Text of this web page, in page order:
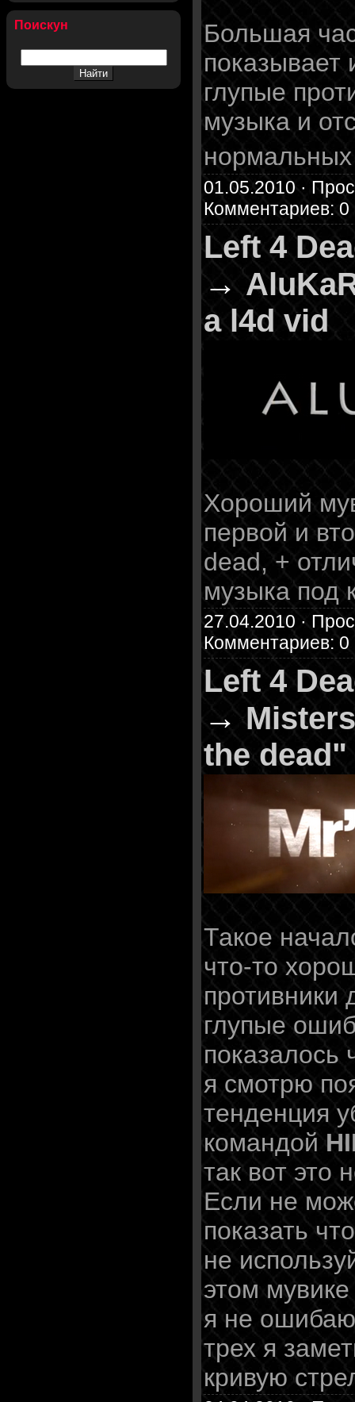
Поискун
Большая
показывает
глупые
музыка и
01.05.2010 ·
Комментариев: 0
Left 4
→
a l4d vid
Хороший
первой и
dead, +
музыка под
27.04.2010 ·
Комментариев: 0
Left 4
→
the dead"
Такое
что-то
противники
глупые
показалось
я смотрю
тенденция
командой
так вот это
Если не
показать
не
этом
я не
трех я
кривую